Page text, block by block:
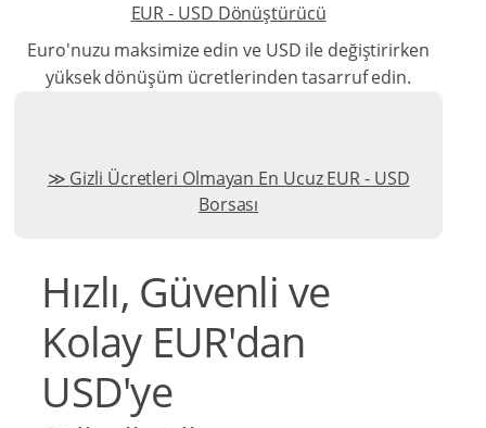
EUR - USD Dönüştürücü
Euro'nuzu maksimize edin ve USD ile değiştirirken
yüksek dönüşüm ücretlerinden tasarruf edin.
Gizli Ücretleri Olmayan En Ucuz EUR - USD
Borsası
Hızlı, Güvenli ve
Kolay EUR'dan
USD'ye